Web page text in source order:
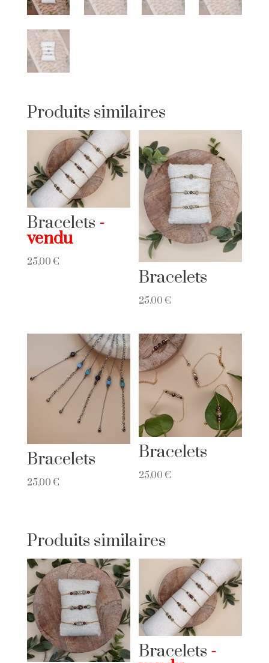
Produits similaires
Bracelets
25,00 €
Bracelets
25,00€
Bracelets
25,00 €
Bracelets
25,00€
Produits similaires
Bracelets